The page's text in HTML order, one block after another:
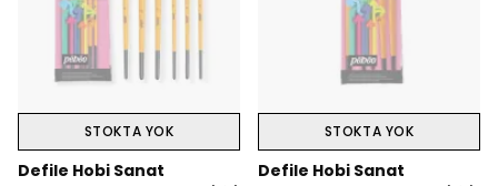
STOKTA YOK
Defile Hobi Sanat
STOKTA YOK
Defile Hobi Sanat